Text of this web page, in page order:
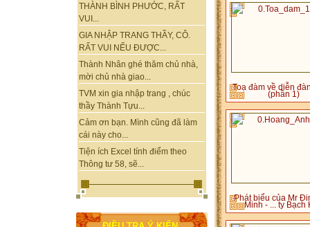
THÀNH BÌNH PHƯỚC, RẤT
VUI...
GIA NHẬP TRANG THẦY, CÔ.
RẤT VUI NẾU ĐƯỢC...
Thành Nhân ghé thăm chủ nhà,
mời chủ nhà giao...
TVM xin gia nhập trang , chúc
thầy Thành Tựu...
Cảm ơn bạn. Mình cũng đã làm
cái này cho...
Tiện ích Excel tính điểm theo
Thông tư 58, sẽ...
Toạ đàm về diễn
(phần 1)
Phát biểu của Mr
Minh - ... ty Bạch